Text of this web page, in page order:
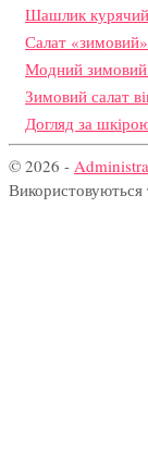
Шашлик курячий
Салат
Модний
Зимовий салат
Догляд за
© 2026 -
Використовуються